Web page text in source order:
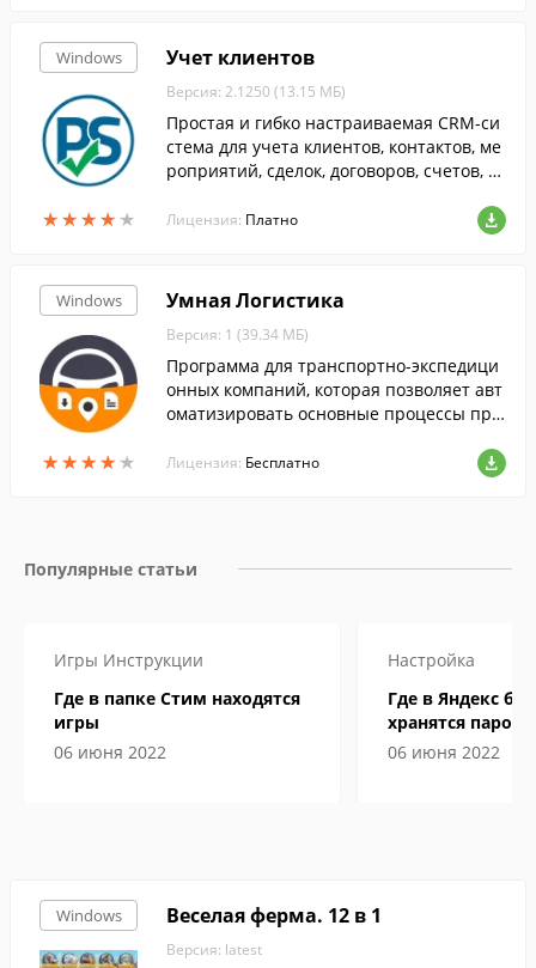
Windows
★★★★★
★★★★★
Учет клиентов
Версия: 2.1250 (13.15 МБ)
Простая и гибко настраиваемая CRM-си
стема для учета клиентов, контактов, ме
роприятий, сделок, договоров, счетов, п
Лицензия: Платно
Windows
★★★★★
★★★★★
Умная Логистика
Версия: 1 (39.34 МБ)
Программа для транспортно-экспедици
онных компаний, которая позволяет авт
оматизировать основные процессы при
до разгрузки.
Лицензия: Бесплатно
Популярные статьи
Игры Инструкции
Где в папке Стим находятся
игры
06 июня 2022
Настройка
Где в Яндекс
хранятся пароли
06 июня 2022
Windows Веселая ферма. 12 в 1
Версия: latest